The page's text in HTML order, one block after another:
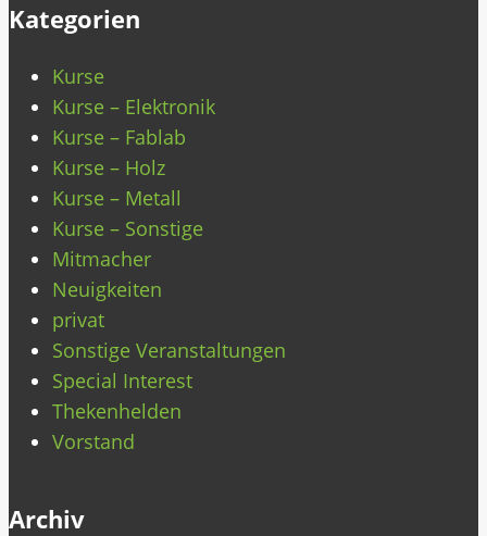
Kategorien
Kurse
Kurse – Elektronik
Kurse – Fablab
Kurse – Holz
Kurse – Metall
Kurse – Sonstige
Mitmacher
Neuigkeiten
privat
Sonstige Veranstaltungen
Special Interest
Thekenhelden
Vorstand
Archiv